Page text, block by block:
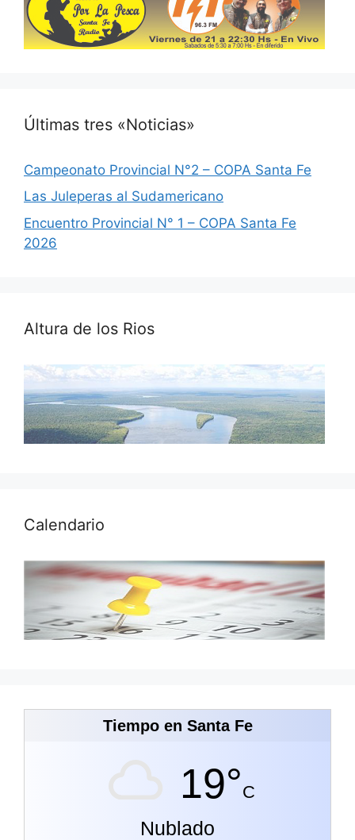
Últimas tres «Noticias»
Campeonato Provincial N°2 – COPA Santa Fe
Las Juleperas al Sudamericano
Encuentro Provincial N° 1 – COPA Santa Fe
2026
Altura de los Rios
Calendario
Tiempo en Santa Fe
19°C
Nublado